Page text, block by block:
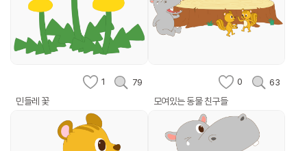
1 79
민들레 꽃
0 63
모여있는 동물 친구들